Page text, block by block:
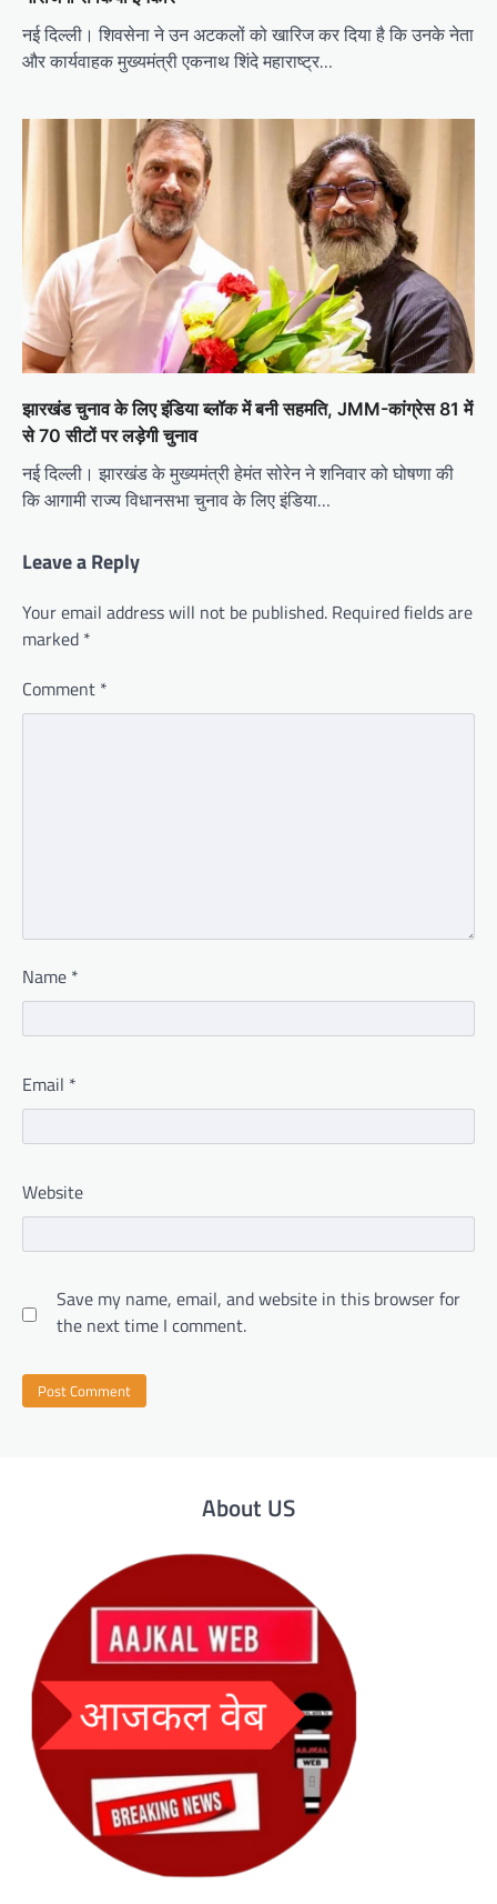
नई दिल्ली। शिवसेना ने उन अटकलों को खारिज कर दिया है कि उनके नेता
और कार्यवाहक मुख्यमंत्री एकनाथ शिंदे महाराष्ट्र…
झारखंड चुनाव के लिए इंडिया ब्लॉक में बनी सहमति, JMM-कांग्रेस 81 में
से 70 सीटों पर लड़ेगी चुनाव
नई दिल्ली। झारखंड के मुख्यमंत्री हेमंत सोरेन ने शनिवार को घोषणा की
कि आगामी राज्य विधानसभा चुनाव के लिए इंडिया…
Leave a Reply
Your email address will not be published. Required fields are
marked *
Comment *
Name *
Email *
Website
Save my name, email, and website in this browser for
the next time I comment.
About US